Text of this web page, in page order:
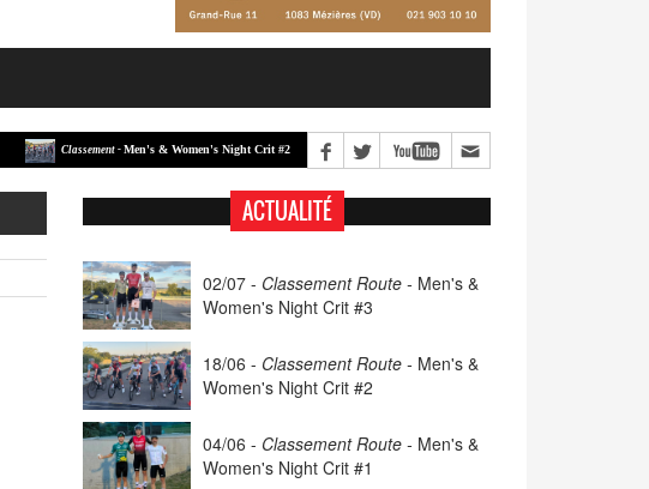
Classement -Men's & Women's Night Crit #2 Classement -Men's & Women's Night Crit #1
ACTUALITÉ
02/07 - Classement Route - Men's &
Women's Night Crit #3
18/06 - Classement Route - Men's &
Women's Night Crit #2
04/06 - Classement Route - Men's &
Women's Night Crit #1